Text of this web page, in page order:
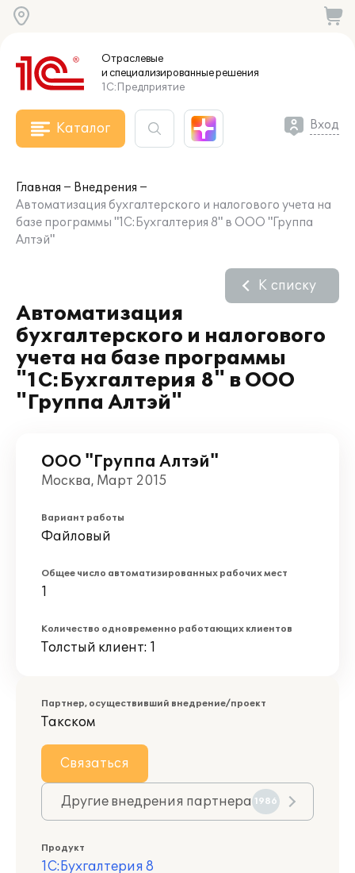
Отраслевые
и специализированныерешения
1С:Предприятие
Каталог Вход
Главная
Внедрения
Автоматизация бухгалтерского и налогового учета на
базе программы "1С:Бухгалтерия 8" в ООО "Группа
Алтэй"
Автоматизация
бухгалтерского и налогового
учета на базе программы
"1С:Бухгалтерия 8" в ООО
"Группа Алтэй"
К списку
ООО "Группа Алтэй"
Москва, Март 2015
Вариант работы
Файловый
Общее число автоматизированных рабочих мест
1
Количество одновременно работающих клиентов
Толстый клиент: 1
Партнер, осуществивший внедрение/проект
Такском
Связаться
Другие внедрения партнера 1986
Продукт
1С:Бухгалтерия 8